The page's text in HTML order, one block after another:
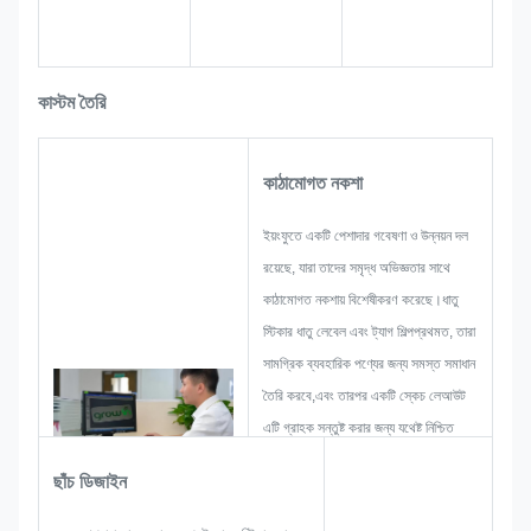
কাস্টম তৈরি
কাঠামোগত নকশা
ইয়ংফুতে একটি পেশাদার গবেষণা ও উন্নয়ন দল
রয়েছে, যারা তাদের সমৃদ্ধ অভিজ্ঞতার সাথে
কাঠামোগত নকশায় বিশেষীকরণ করেছে।ধাতু
স্টিকার ধাতু লেবেল এবং ট্যাগ শিল্পপ্রথমত, তারা
সামগ্রিক ব্যবহারিক পণ্যের জন্য সমস্ত সমাধান
তৈরি করবে,এবং তারপর একটি স্কেচ লেআউট
এটি গ্রাহক সন্তুষ্ট করার জন্য যথেষ্ট নিশ্চিত
ছাঁচ ডিজাইন